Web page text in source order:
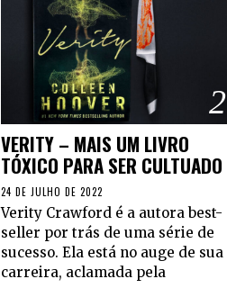
2
VERITY – MAIS UM LIVRO
TÓXICO PARA SER CULTUADO
24 DE JULHO DE 2022
Verity Crawford é a autora best-
seller por trás de uma série de
sucesso. Ela está no auge de sua
carreira, aclamada pela